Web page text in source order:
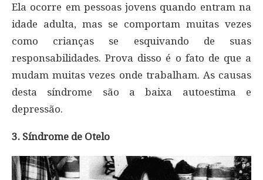
Ela ocorre em pessoas jovens quando entram na
idade adulta, mas se comportam muitas vezes
como crianças se esquivando de suas
responsabilidades. Prova disso é o fato de que a
mudam muitas vezes onde trabalham. As causas
desta síndrome são a baixa autoestima e
depressão.
3. Síndrome de Otelo